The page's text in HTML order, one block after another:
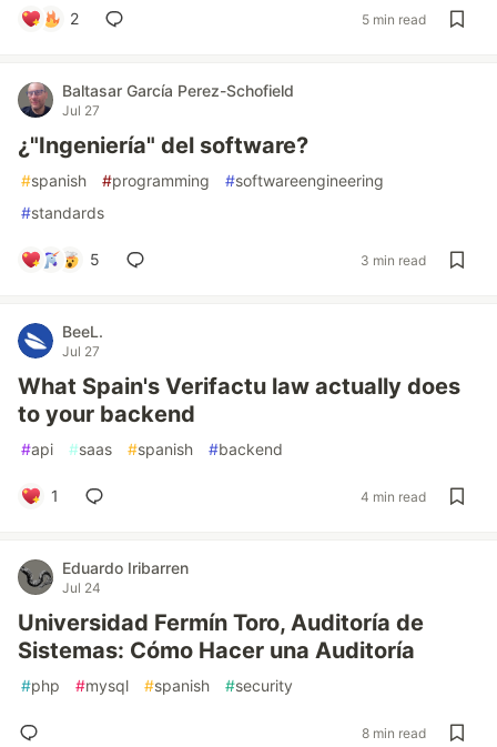
2 5 min read
Baltasar García Perez-Schofield
Jul 27
¿"Ingeniería" del software?
#spanish #programming #softwareengineering
#standards
5 3 min read
BeeL.
Jul 27
What Spain's Verifactu law actually does
to your backend
#api #saas #spanish #backend
1 4 min read
Eduardo Iribarren
Jul 24
Universidad Fermín Toro, Auditoría de
Sistemas: Cómo Hacer una Auditoría
#php #mysql #spanish #security
8 min read